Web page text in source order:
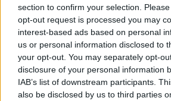
section to confirm your selection.
opt-out request is processed you may
interest-based ads based on personal
us or personal information disclosed to
your opt-out. You may separately opt-
disclosure of your personal information
IAB’s list of downstream participants.
also be disclosed by us to third parties
Ανθεκτικότητας, δεν προβλέπεται
γεγονός που σημαίνει ότι οι
κινηθούν άμεσα για να
ενέργειες.
Τι πρέπει να κάνουν οι